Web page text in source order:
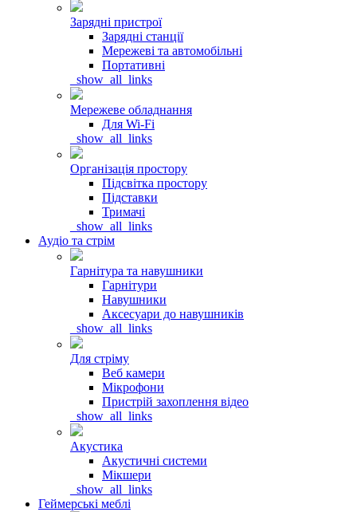
Зарядні пристрої
Зарядні станції
Мережеві та автомобільні
Портативні
_show_all_links
Мережеве обладнання
Для Wi-Fi
_show_all_links
Організація простору
Підсвітка простору
Підставки
Тримачі
_show_all_links
Аудіо та стрім
Гарнітура та навушники
Гарнітури
Навушники
Аксесуари до навушників
_show_all_links
Для стріму
Веб камери
Мікрофони
Пристрій захоплення відео
_show_all_links
Акустика
Акустичні системи
Мікшери
_show_all_links
Геймерські меблі